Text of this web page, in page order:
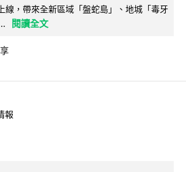
線，帶來全新區域「盤蛇島」、地城「毒牙
閱讀全文
報